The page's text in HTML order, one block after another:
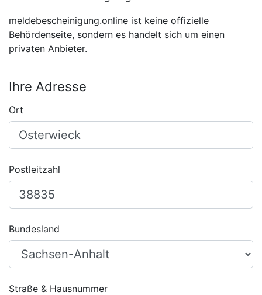
meldebescheinigung.online ist keine offizielle
Behördenseite, sondern es handelt sich um einen
privaten Anbieter.
Ihre Adresse
Ort
Postleitzahl
Bundesland
Straße & Hausnummer